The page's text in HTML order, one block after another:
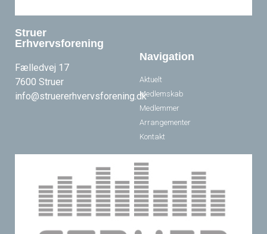
Struer
Erhvervsforening
Fælledvej 17
7600 Struer
info@struererhvervsforening.dk
Navigation
Aktuelt
Medlemskab
Medlemmer
Arrangementer
Kontakt